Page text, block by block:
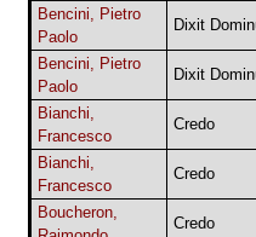
Bencini, Pietro
Paolo
Dixit
Bencini, Pietro
Paolo
Dixit
Bianchi,
Francesco
Credo
Bianchi,
Francesco
Credo
Boucheron,
Credo